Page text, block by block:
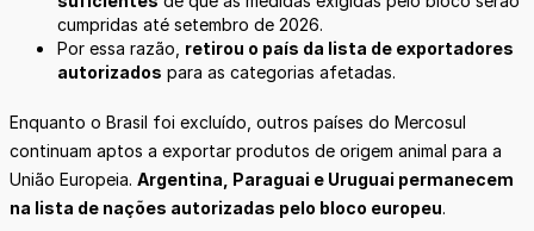
cumpridas até setembro de 2026.
Por essa razão, retirou o país da lista de exportadores
autorizados para as categorias afetadas.
Enquanto o Brasil foi excluído, outros países do Mercosul
continuam aptos a exportar produtos de origem animal para a
União Europeia. Argentina, Paraguai e Uruguai permanecem
na lista de nações autorizadas pelo bloco europeu.